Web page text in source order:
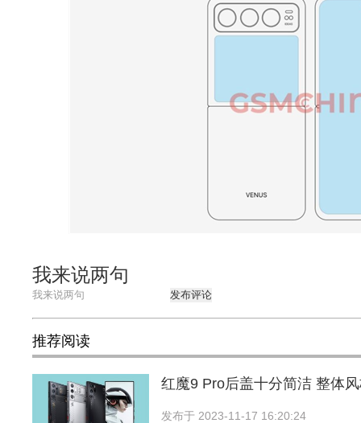
我来说两句
发布评论
推荐阅读
红魔9 Pro后盖十分简洁 整体
发布于 2023-11-17 16:20:24